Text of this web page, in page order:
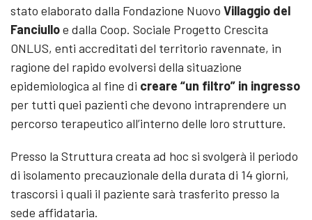
stato elaborato dalla Fondazione Nuovo Villaggio del
Fanciulloe dalla Coop. Sociale Progetto Crescita
ONLUS, enti accreditati del territorio ravennate, in
ragione del rapido evolversi della situazione
epidemiologica al fine di creare “un filtro” in ingresso
per tutti quei pazienti che devono intraprendere un
percorso terapeutico all’interno delle loro strutture.
Presso la Struttura creata ad hoc si svolgerà il periodo
di isolamento precauzionale della durata di 14 giorni,
trascorsi i quali il paziente sarà trasferito presso la
sede affidataria.